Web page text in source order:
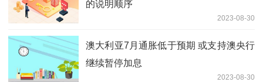
的说明顺序
2023-08-30
澳大利亚7月通胀低于预期 或支持澳央行
继续暂停加息
2023-08-30